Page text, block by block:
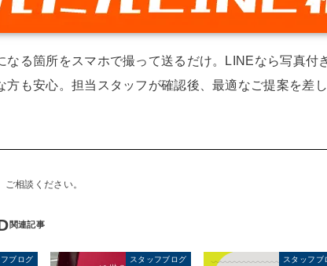
なる箇所をスマホで撮って送るだけ。LINEなら写真付
方も安心。担当スタッフが確認後、最適なご提案を差
相談ください。
ブログ スタッフブログ スタッフブ